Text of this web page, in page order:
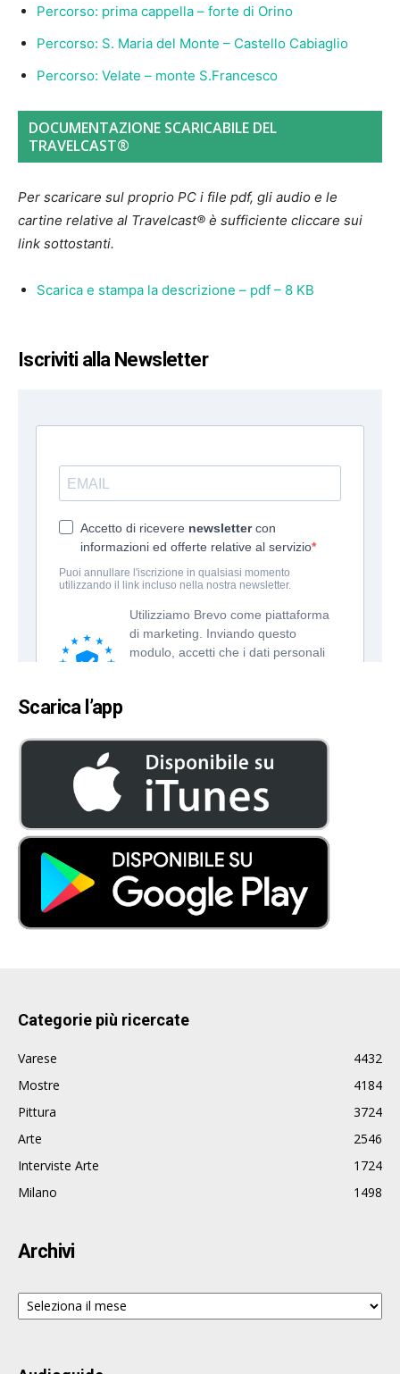
Percorso: prima cappella – forte di Orino
Percorso: S. Maria del Monte – Castello Cabiaglio
Percorso: Velate – monte S.Francesco
DOCUMENTAZIONE SCARICABILE DEL
TRAVELCAST®
Per scaricare sul proprio PC i file pdf, gli audio e le
cartine relative al Travelcast® è sufficiente cliccare sui
link sottostanti.
Scarica e stampa la descrizione – pdf – 8 KB
Iscriviti alla Newsletter
Scarica l’app
Categorie più ricercate
Varese
4432
Mostre
4184
Pittura
3724
Arte
2546
Interviste Arte
1724
Milano
1498
Archivi
Archivi